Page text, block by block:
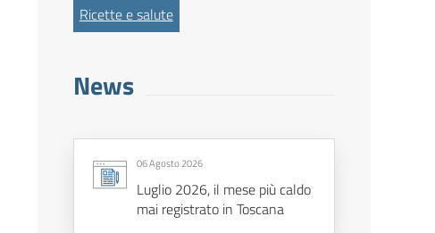
Ricette e salute
News
06 Agosto 2026
Luglio 2026, il mese più caldo
mai registrato in Toscana